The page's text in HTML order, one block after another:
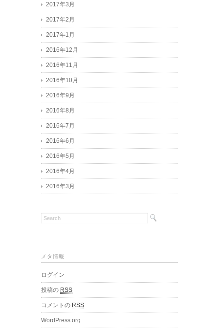
2017年3月
2017年2月
2017年1月
2016年12月
2016年11月
2016年10月
2016年9月
2016年8月
2016年7月
2016年6月
2016年5月
2016年4月
2016年3月
メタ情報
ログイン
投稿の RSS
コメントの RSS
WordPress.org